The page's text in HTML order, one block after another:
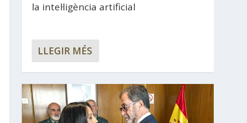
la intel·ligència artificial
LLEGIR MÉS